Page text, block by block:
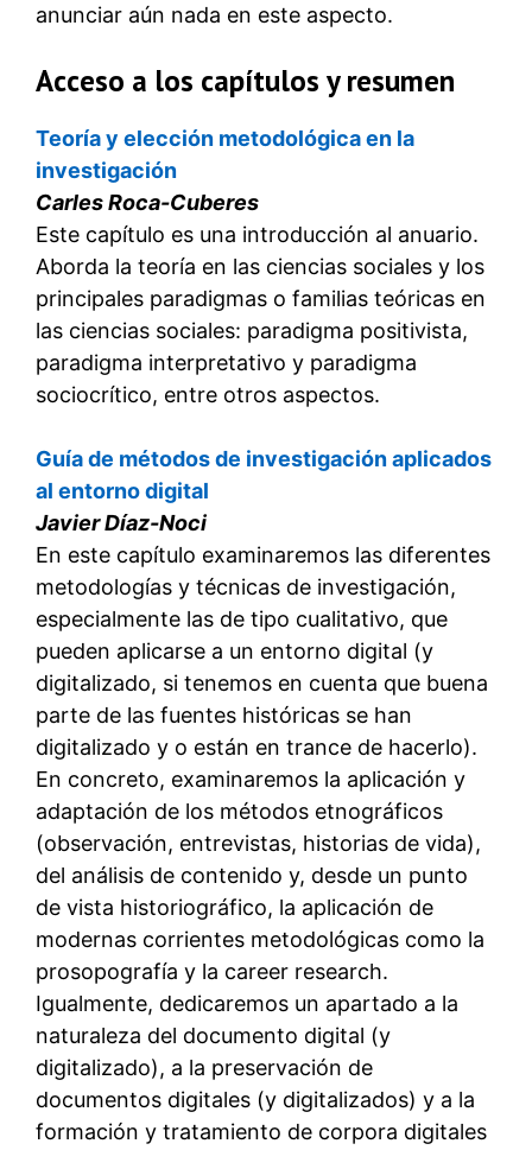
anunciar aún nada en este aspecto.
Acceso a los capítulos y resumen
Teoría y elección metodológica en la
investigación
Carles Roca-Cuberes
Este capítulo es una introducción al anuario.
Aborda la teoría en las ciencias sociales y los
principales paradigmas o familias teóricas en
las ciencias sociales: paradigma positivista,
paradigma interpretativo y paradigma
sociocrítico, entre otros aspectos.
Guía de métodos de investigación aplicados
al entorno digital
Javier Díaz-Noci
En este capítulo examinaremos las diferentes
metodologías y técnicas de investigación,
especialmente las de tipo cualitativo, que
pueden aplicarse a un entorno digital (y
digitalizado, si tenemos en cuenta que buena
parte de las fuentes históricas se han
digitalizado y o están en trance de hacerlo).
En concreto, examinaremos la aplicación y
adaptación de los métodos etnográficos
(observación, entrevistas, historias de vida),
del análisis de contenido y, desde un punto
de vista historiográfico, la aplicación de
modernas corrientes metodológicas como la
prosopografía y la career research.
Igualmente, dedicaremos un apartado a la
naturaleza del documento digital (y
digitalizado), a la preservación de
documentos digitales (y digitalizados) y a la
formación y tratamiento de corpora digitales